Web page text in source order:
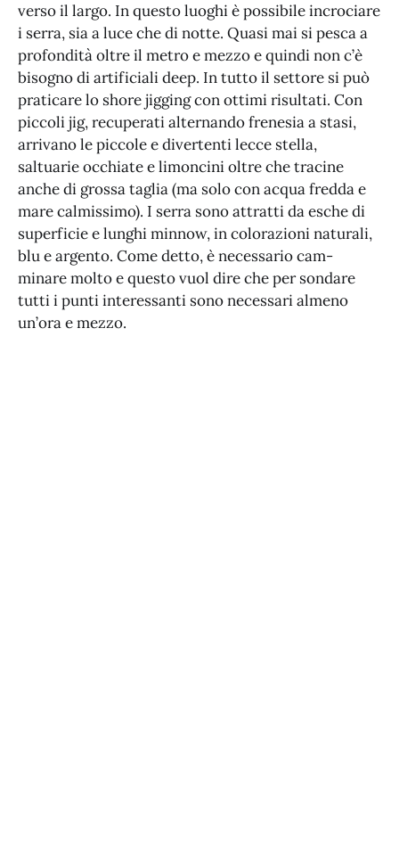
verso il largo. In questo luoghi è possibile incrociare
i serra, sia a luce che di notte. Quasi mai si pesca a
profondità oltre il metro e mezzo e quindi non c’è
bisogno di artificiali deep. In tutto il settore si può
praticare lo shore jigging con ottimi risultati. Con
piccoli jig, recuperati alternando frenesia a stasi,
arrivano le piccole e divertenti lecce stella,
saltuarie occhiate e limoncini oltre che tracine
anche di grossa taglia (ma solo con acqua fredda e
mare calmissimo). I serra sono attratti da esche di
superficie e lunghi minnow, in colorazioni naturali,
blu e argento. Come detto, è necessario cam-
minare molto e questo vuol dire che per sondare
tutti i punti interessanti sono necessari almeno
un’ora e mezzo.